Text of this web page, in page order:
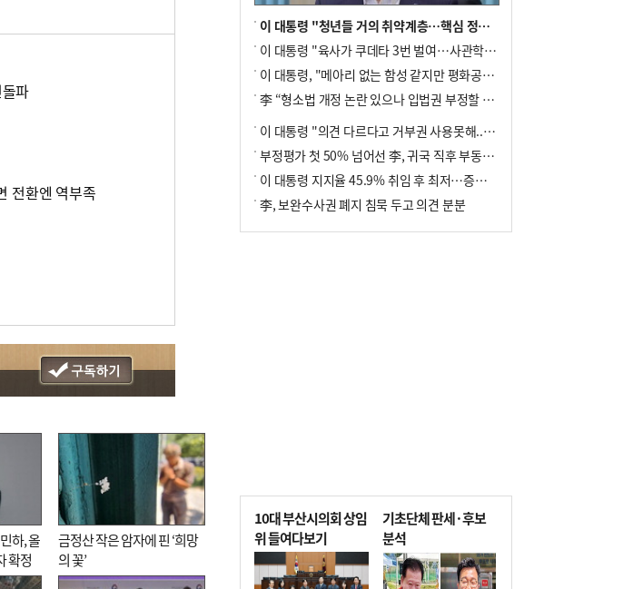
파
전환엔 역부족
하, 올
확정
금정산 작은 암자에 핀 ‘희망
의 꽃’
이 대통령 "청년들 거의 취약계층…핵심 정책 재편""
이 대통령 "육사가 쿠데타 3번 벌여…사관학교 통합 신속히 추진"
이 대통령, "메아리 없는 함성 같지만 평화공존책 계속해야"
李 “형소법 개정 논란 있으나 입법권 부정할 만큼은 아냐”(종합)
이 대통령 "의견 다르다고 거부권 사용못해.. 입법권 부정할 상황이라 보기 어려워"
부정평가 첫 50% 넘어선 李, 귀국 직후 부동산·증시 점검(종합)
이 대통령 지지율 45.9% 취임 후 최저…증시 폭락·연임 개헌 논란 영향
李, 보완수사권 폐지 침묵 두고 의견 분분
10대 부산시의회 상임
위 들여다보기
기초단체 판세·후보
분석